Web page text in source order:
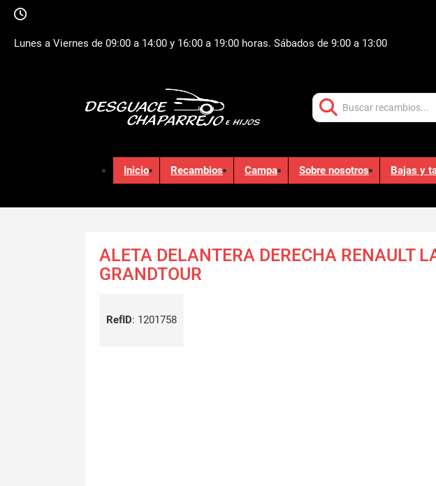
Lunes a Viernes de 09:00 a 14:00 y 16:00 a 19:00 horas. Sábados de 9:00 a 13:00
Inicio Recambios Campa Sobre nosotros Bajas y
ALETA DELANTERA DERECHA RENAULT
GRANDTOUR
RefID: 1201758